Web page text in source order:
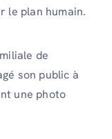
le plan humain.
de
son public à
une photo